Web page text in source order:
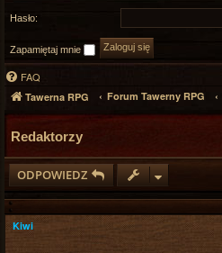
Hasło:
Zapamiętaj mnie
FAQ
Tawerna RPG Forum Tawerny RPG
Redaktorzy
ODPOWIEDZ
Kiwi